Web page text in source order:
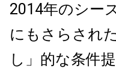
2014年のシー
にもさらされ
し」的な条件